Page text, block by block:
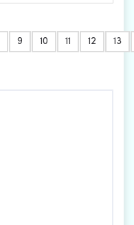
9 10 11 12 13